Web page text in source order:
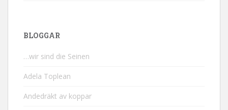
BLOGGAR
…wir sind die Seinen
Adela Toplean
Andedräkt av koppar